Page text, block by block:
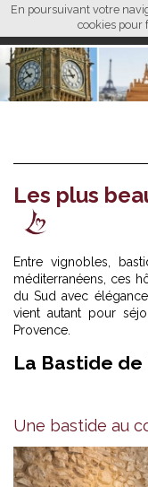
En poursuivant votre
cookies pour
L M
Les plus
Entre vignobles,
méditerranéens, ces
du Sud avec
vient autant pour
Provence.
La Bastide de
Une bastide au